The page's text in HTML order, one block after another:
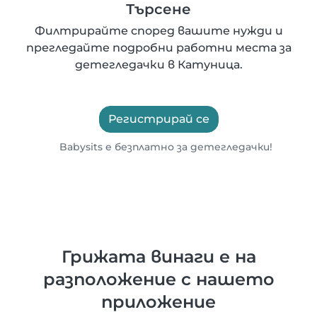
Търсене
Филтрирайте според вашите нужди и
прегледайте подробни работни места за
детегледачки в Катуница.
Регистрирай се
Babysits е безплатно за детегледачки!
Грижата винаги е на
разположение с нашето
приложение